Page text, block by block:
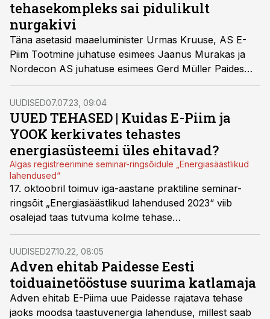
tehasekompleks sai pidulikult
nurgakivi
Täna asetasid maaeluminister Urmas Kruuse, AS E-
Piim Tootmine juhatuse esimees Jaanus Murakas ja
Nordecon AS juhatuse esimees Gerd Müller Paides
nurgakivi E-Piima uuele tehasele.
UUDISED07.07.23, 09:04
UUED TEHASED | Kuidas E-Piim ja
YOOK kerkivates tehastes
energiasüsteemi üles ehitavad?
Algas registreerimine seminar-ringsõidule „Energiasäästlikud
lahendused“
17. oktoobril toimuv iga-aastane praktiline seminar-
ringsõit „Energiasäästlikud lahendused 2023“ viib
osalejad taas tutvuma kolme tehase
energiasüsteemidega. Seekord on fookuses praegu
kerkivad E-Piima ja YOOK Productioni uued tehased,
lisaks ka Tallinna Vee peapumpla energialahendused.
UUDISED27.10.22, 08:05
Adven ehitab Paidesse Eesti
toiduainetööstuse suurima katlamaja
Adven ehitab E-Piima uue Paidesse rajatava tehase
jaoks moodsa taastuvenergia lahenduse, millest saab